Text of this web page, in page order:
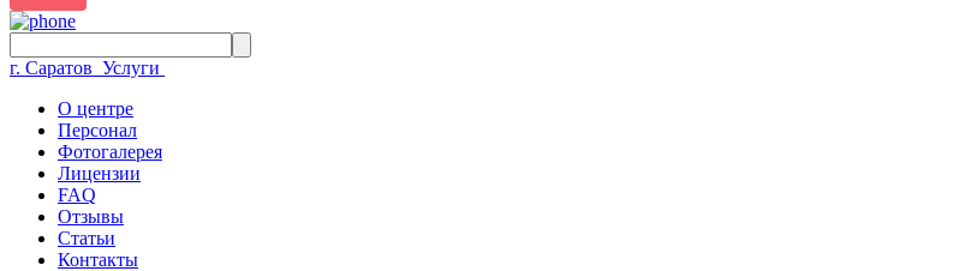
г. Саратов Услуги
О центре
Персонал
Фотогалерея
Лицензии
FAQ
Отзывы
Статьи
Контакты